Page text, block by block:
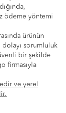
ödeme yöntemi
ürünün
dolayı sorumluluk
bir şekilde
firmasıyla
ve yerel